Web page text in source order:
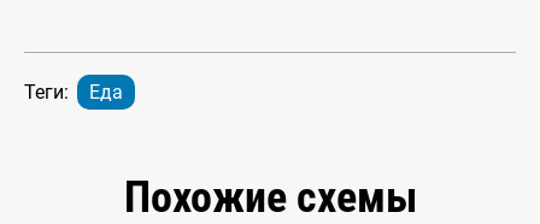
Теги: Еда
Похожие схемы